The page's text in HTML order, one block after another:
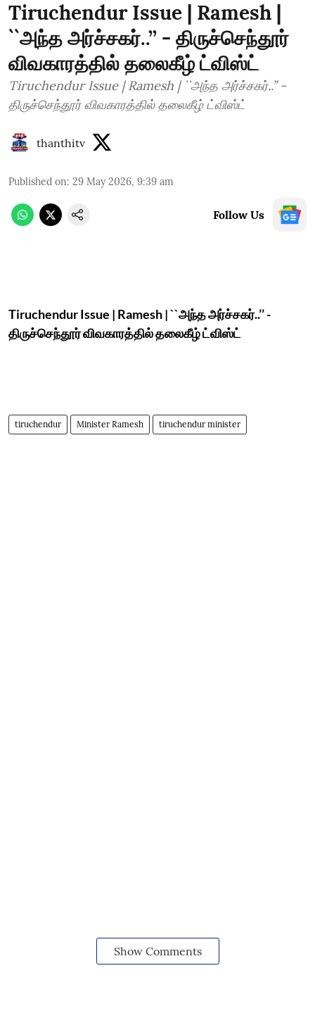
Tiruchendur Issue | Ramesh |
``அந்த அர்ச்சகர்..’’ - திருச்செந்தூர்
விவகாரத்தில் தலைகீழ் ட்விஸ்ட்
Tiruchendur Issue | Ramesh | ``அந்த அர்ச்சகர்..’’ -
திருச்செந்தூர் விவகாரத்தில் தலைகீழ் ட்விஸ்ட்
thanthitv
Published on: 29 May 2026, 9:39 am
Follow Us
Tiruchendur Issue | Ramesh | ``அந்த அர்ச்சகர்..’’ -
திருச்செந்தூர் விவகாரத்தில் தலைகீழ் ட்விஸ்ட்
tiruchendur Minister Ramesh tiruchendur minister
Show Comments